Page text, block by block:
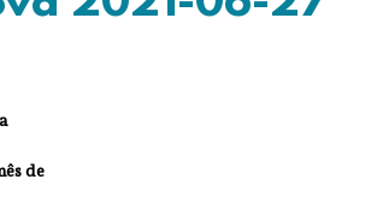
Partilha
de